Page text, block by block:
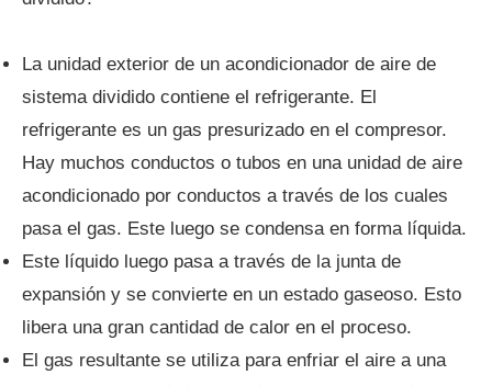
La unidad exterior de un acondicionador de aire de
sistema dividido contiene el refrigerante. El
refrigerante es un gas presurizado en el compresor.
Hay muchos conductos o tubos en una unidad de aire
acondicionado por conductos a través de los cuales
pasa el gas. Este luego se condensa en forma líquida.
Este líquido luego pasa a través de la junta de
expansión y se convierte en un estado gaseoso. Esto
libera una gran cantidad de calor en el proceso.
El gas resultante se utiliza para enfriar el aire a una